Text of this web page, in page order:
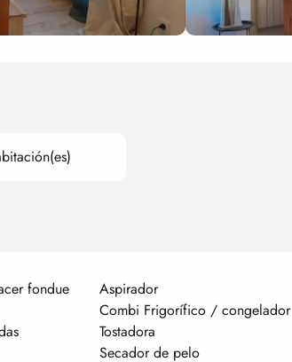
fondue
Aspirador
Combi Frigorífico / congelador
Tostadora
Secador de pelo